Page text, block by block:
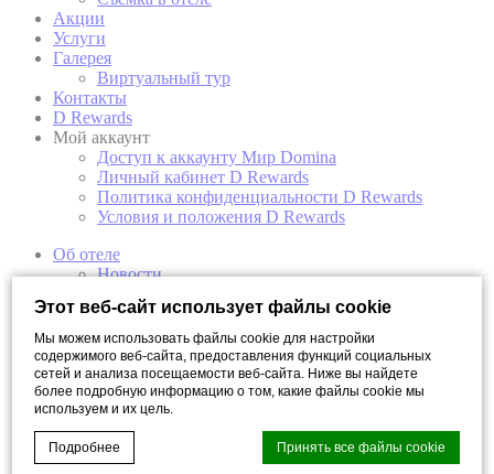
Этот веб-сайт использует файлы cookie
Мы можем использовать файлы cookie для настройки
содержимого веб-сайта, предоставления функций социальных
сетей и анализа посещаемости веб-сайта. Ниже вы найдете
более подробную информацию о том, какие файлы cookie мы
используем и их цель.
Подробнее Принять все файлы cookie
Акции
Услуги
Галерея
Виртуальный тур
Контакты
D Rewards
Мой аккаунт
Доступ к аккаунту Мир Domina
Личный кабинет D Rewards
Политика конфиденциальности D Rewards
Условия и положения D Rewards
Об отеле
Новости
Награды отеля
Арт-галерея
Откройте свой Санкт-Петербург
Номера
Мансарда
Супериор
Супериор с видом на реку
Двухуровневый полулюкс с видом на реку